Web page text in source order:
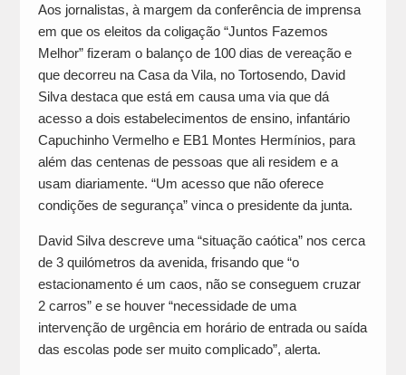
Aos jornalistas, à margem da conferência de imprensa
em que os eleitos da coligação “Juntos Fazemos
Melhor” fizeram o balanço de 100 dias de vereação e
que decorreu na Casa da Vila, no Tortosendo, David
Silva destaca que está em causa uma via que dá
acesso a dois estabelecimentos de ensino, infantário
Capuchinho Vermelho e EB1 Montes Hermínios, para
além das centenas de pessoas que ali residem e a
usam diariamente. “Um acesso que não oferece
condições de segurança” vinca o presidente da junta.
David Silva descreve uma “situação caótica” nos cerca
de 3 quilómetros da avenida, frisando que “o
estacionamento é um caos, não se conseguem cruzar
2 carros” e se houver “necessidade de uma
intervenção de urgência em horário de entrada ou saída
das escolas pode ser muito complicado”, alerta.